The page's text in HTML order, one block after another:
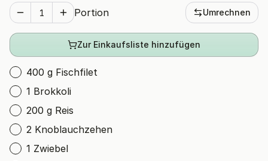
Portion Umrechnen
Zur Einkaufsliste hinzufügen
400 g Fischfilet
1 Brokkoli
200 g Reis
2 Knoblauchzehen
1 Zwiebel